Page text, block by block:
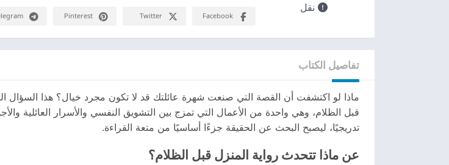
نقل
Facebook
Twitter
Pinterest
تفاصيل الكتاب
ماذا لو اكتشفت أن القصة التي صنعت شهرة عائلتك قد لا تكون مجرد خيال؟ هذا السؤال
قبل الظلام، وهي واحدة من الأعمال التي تمزج بين التشويق النفسي والأسرار العائلية
تدريجيًا، ليصبح البحث عن الحقيقة جزءًا أساسيًا من متعة القراءة.
عن ماذا تتحدث رواية المنزل قبل الظلام؟